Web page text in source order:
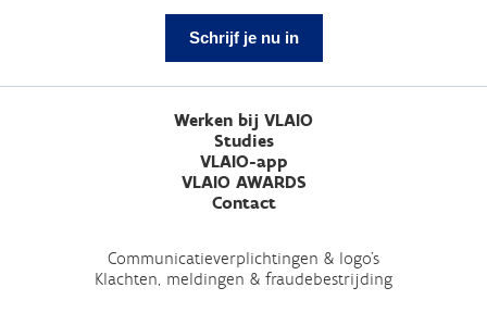
Schrijf je nu in
Werken bij VLAIO
Studies
VLAIO-app
VLAIO AWARDS
Contact
Communicatieverplichtingen & logo's
Klachten, meldingen & fraudebestrijding